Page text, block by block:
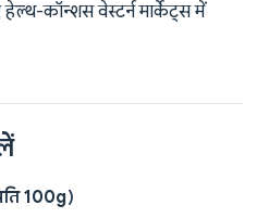
कॉन्शस वेस्टर्न मार्केट्स में
100g)